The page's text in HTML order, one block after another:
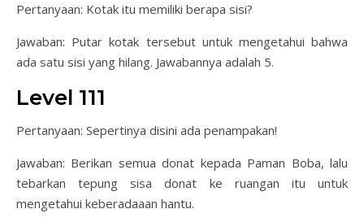
Pertanyaan: Kotak itu memiliki berapa sisi?
Jawaban: Putar kotak tersebut untuk mengetahui bahwa
ada satu sisi yang hilang. Jawabannya adalah 5.
Level 111
Pertanyaan: Sepertinya disini ada penampakan!
Jawaban: Berikan semua donat kepada Paman Boba, lalu
tebarkan tepung sisa donat ke ruangan itu untuk
mengetahui keberadaaan hantu.